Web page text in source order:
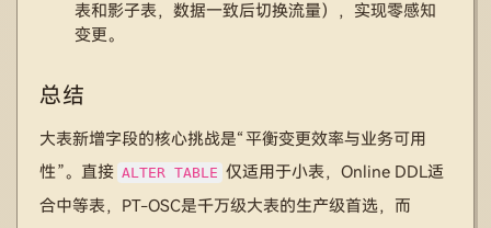
表和影子表，数据一致后切换流量），实现零感知
变更。
总结
大表新增字段的核心挑战是“平衡变更效率与业务可用
性”。直接 ALTER TABLE 仅适用于小表，Online DDL适
合中等表，PT-OSC是千万级大表的生产级首选，而